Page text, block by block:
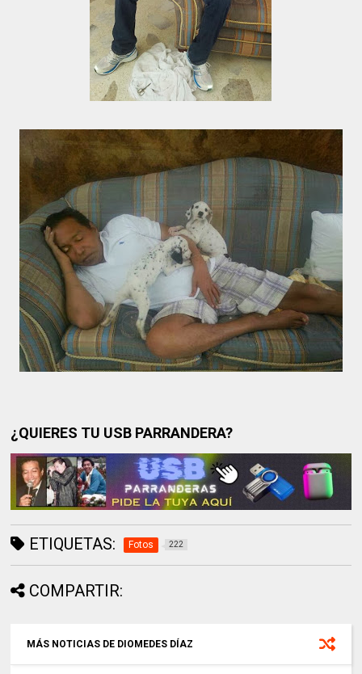
¿QUIERES TU USB PARRANDERA?
ETIQUETAS: Fotos 222
COMPARTIR:
MÁS NOTICIAS DE DIOMEDES DÍAZ